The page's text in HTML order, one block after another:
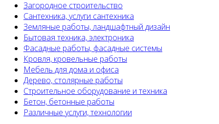
Загородное строительство
Сантехника, услуги сантехника
Земляные работы, ландшафтный дизайн
Бытовая техника, электроника
Фасадные работы, фасадные системы
Кровля, кровельные работы
Мебель для дома и офиса
Дерево, столярные работы
Строительное оборудование и техника
Бетон, бетонные работы
Различные услуги, технологии